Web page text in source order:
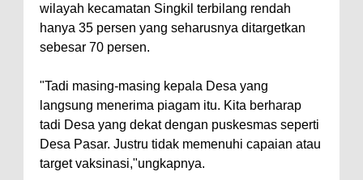
wilayah kecamatan Singkil terbilang rendah
hanya 35 persen yang seharusnya ditargetkan
sebesar 70 persen.
"Tadi masing-masing kepala Desa yang
langsung menerima piagam itu. Kita berharap
tadi Desa yang dekat dengan puskesmas seperti
Desa Pasar. Justru tidak memenuhi capaian atau
target vaksinasi,"ungkapnya.